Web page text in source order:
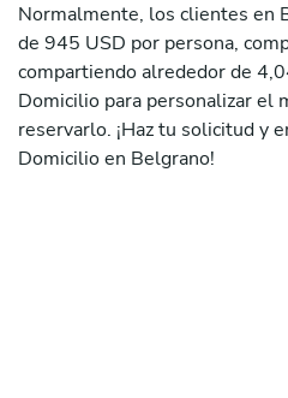
Normalmente, los clientes en
de 945 USD por persona,
compartiendo alrededor de
Domicilio para personalizar el
reservarlo. ¡Haz tu solicitud y
Domicilio en Belgrano!